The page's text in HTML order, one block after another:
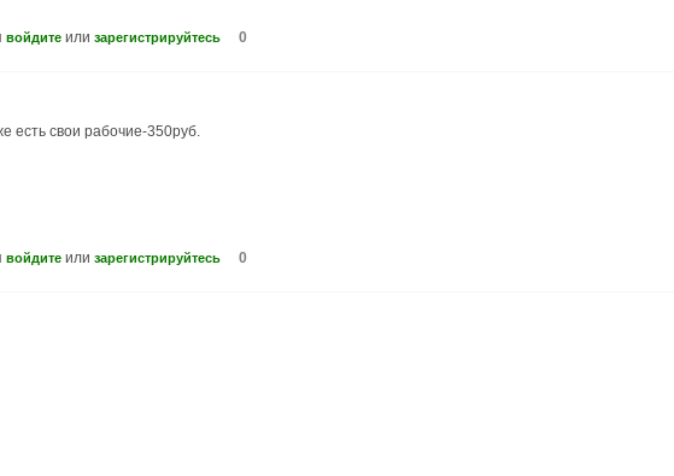
войдите или зарегистрируйтесь 0
есть свои рабочие-350руб.
войдите или зарегистрируйтесь 0